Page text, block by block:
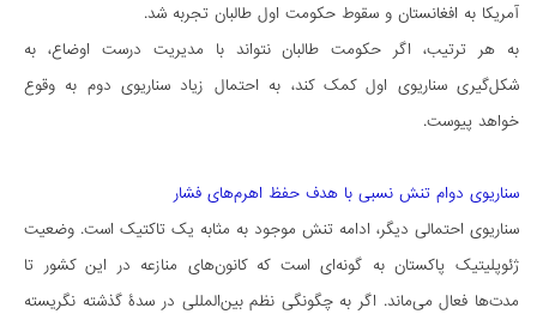
آمریکا به افغانستان و سقوط حکومت اول طالبان تجربه شد.
به هر ترتیب، اگر حکومت طالبان نتواند با مدیریت درست اوضاع، به
شکل‌گیری سناریوی اول کمک کند، به احتمال زیاد سناریوی دوم به وقوع
خواهد پیوست.
سناریوی دوام تنش نسبی با هدف حفظ اهرم‌های فشار
سناریوی احتمالی دیگر، ادامه تنش موجود به مثابه‌ یک تاکتیک است. وضعیت
ژئوپلیتیک پاکستان به گونه‌ای است که کانون‌های منازعه در این کشور تا
مدت‌ها فعال می‌ماند. اگر به چگونگی نظم بین‌المللی در سدۀ‌ گذشته نگریسته